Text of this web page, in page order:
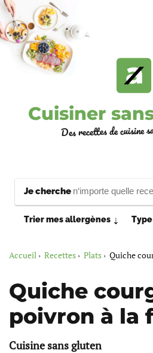
Cuisiner
Des recettes de cuisine
Je cherche
Trier mes allergènes ⇣
Accueil Recettes Plats Quiche
Quiche
poivron à la
Cuisine sans gluten